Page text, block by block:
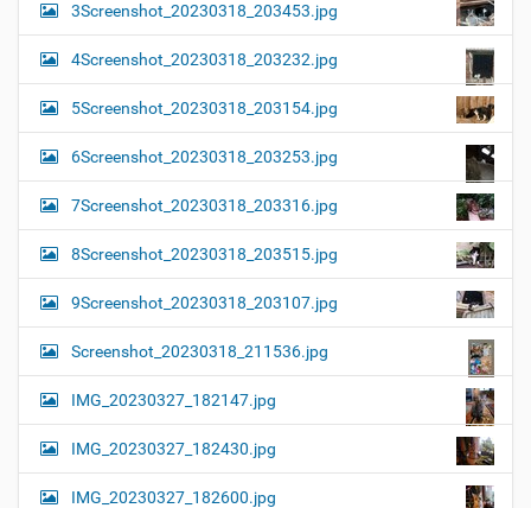
3Screenshot_20230318_203453.jpg
4Screenshot_20230318_203232.jpg
5Screenshot_20230318_203154.jpg
6Screenshot_20230318_203253.jpg
7Screenshot_20230318_203316.jpg
8Screenshot_20230318_203515.jpg
9Screenshot_20230318_203107.jpg
Screenshot_20230318_211536.jpg
IMG_20230327_182147.jpg
IMG_20230327_182430.jpg
IMG_20230327_182600.jpg